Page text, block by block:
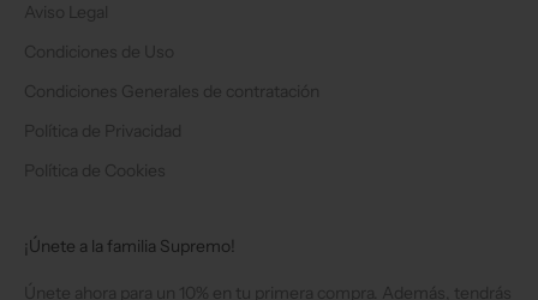
Aviso Legal
Condiciones de Uso
Condiciones Generales de contratación
Política de Privacidad
Política de Cookies
¡Únete a la familia Supremo!
Únete ahora para un 10% en tu primera compra. Además, tendrás